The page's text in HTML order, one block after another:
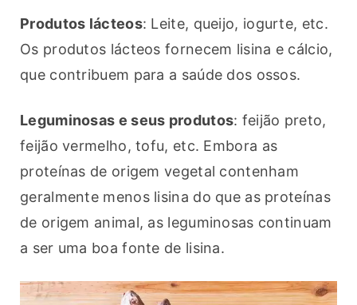
Produtos lácteos: Leite, queijo, iogurte, etc.
Os produtos lácteos fornecem lisina e cálcio,
que contribuem para a saúde dos ossos.
Leguminosas e seus produtos: feijão preto,
feijão vermelho, tofu, etc. Embora as
proteínas de origem vegetal contenham
geralmente menos lisina do que as proteínas
de origem animal, as leguminosas continuam
a ser uma boa fonte de lisina.